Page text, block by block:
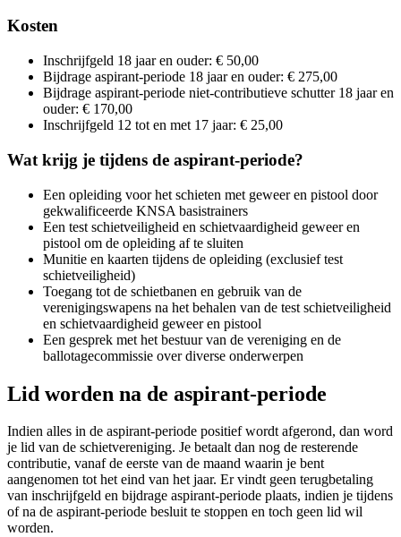
Kosten
Inschrijfgeld 18 jaar en ouder: € 50,00
Bijdrage aspirant-periode 18 jaar en ouder: € 275,00
Bijdrage aspirant-periode niet-contributieve schutter 18 jaar en
ouder: € 170,00
Inschrijfgeld 12 tot en met 17 jaar: € 25,00
Wat krijg je tijdens de aspirant-periode?
Een opleiding voor het schieten met geweer en pistool door
gekwalificeerde KNSA basistrainers
Een test schietveiligheid en schietvaardigheid geweer en
pistool om de opleiding af te sluiten
Munitie en kaarten tijdens de opleiding (exclusief test
schietveiligheid)
Toegang tot de schietbanen en gebruik van de
verenigingswapens na het behalen van de test schietveiligheid
en schietvaardigheid geweer en pistool
Een gesprek met het bestuur van de vereniging en de
ballotagecommissie over diverse onderwerpen
Lid worden na de aspirant-periode
Indien alles in de aspirant-periode positief wordt afgerond, dan word
je lid van de schietvereniging. Je betaalt dan nog de resterende
contributie, vanaf de eerste van de maand waarin je bent
aangenomen tot het eind van het jaar. Er vindt geen terugbetaling
van inschrijfgeld en bijdrage aspirant-periode plaats, indien je tijdens
of na de aspirant-periode besluit te stoppen en toch geen lid wil
worden.